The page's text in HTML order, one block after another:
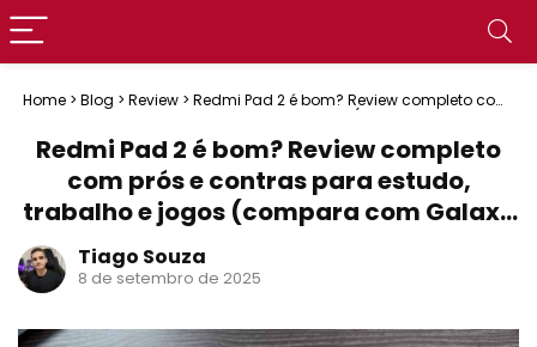
Home > Blog > Review > Redmi Pad 2 é bom? Review completo com
prós e contras para estudo, trabalho e jogos (compara com
Redmi Pad 2 é bom? Review completo
com prós e contras para estudo,
trabalho e jogos (compara com Galaxy
Tiago Souza
8 de setembro de 2025